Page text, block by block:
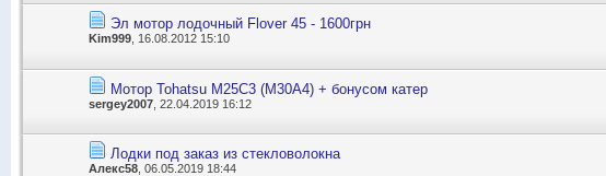
Эл мотор лодочный Flover 45 - 1600грн
Kim999 , 16.08.2012 15:10
Мотор Tohatsu M25C3 (M30A4) + бонусом катер
sergey2007 , 22.04.2019 16:12
Лодки под заказ из стекловолокна
Алекс58 , 06.05.2019 18:44